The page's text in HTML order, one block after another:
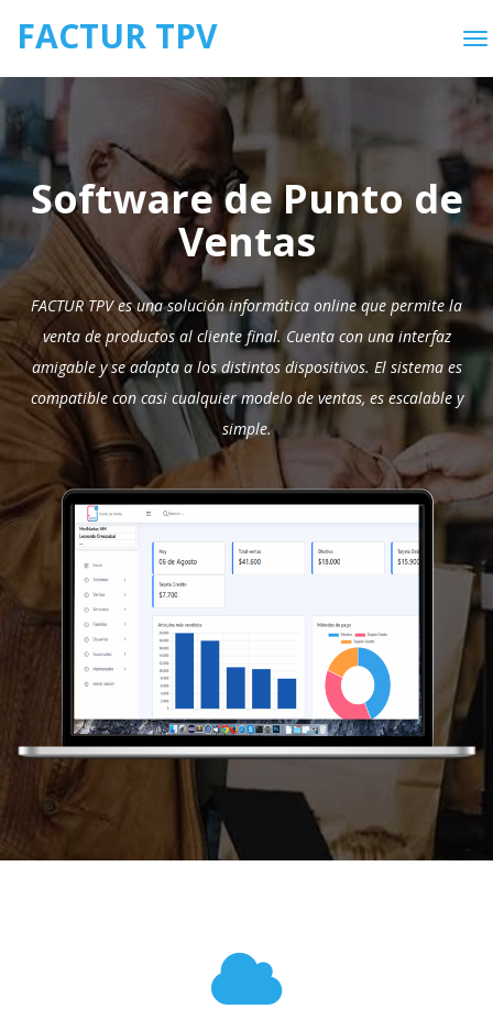
FACTUR TPV
Software de Punto de
Ventas
FACTUR TPV es una solución informática online que permite la
venta de productos al cliente final. Cuenta con una interfaz
amigable y se adapta a los distintos dispositivos. El sistema es
compatible con casi cualquier modelo de ventas, es escalable y
simple.